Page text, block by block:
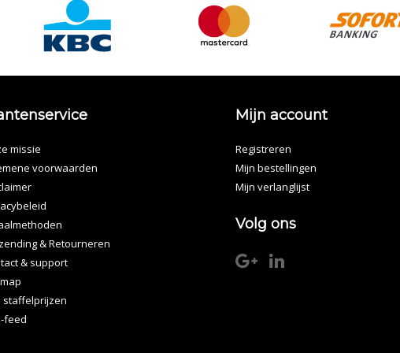
missie
voorwaarden
& Retourneren
& support
staffelprijzen
feed
Mijn account
Registreren
Mijn bestellingen
Mijn verlanglijst
Volg ons